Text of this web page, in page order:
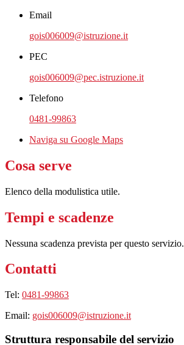
Email
gois006009@istruzione.it
PEC
gois006009@pec.istruzione.it
Telefono
0481-99863
Naviga su Google Maps
Cosa serve
Elenco della modulistica utile.
Tempi e scadenze
Nessuna scadenza prevista per questo servizio.
Contatti
Tel: 0481-99863
Email: gois006009@istruzione.it
Struttura responsabile del servizio